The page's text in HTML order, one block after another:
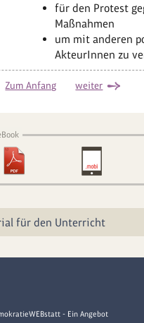
für den Protest
Maßnahmen
um mit anderen
AkteurInnen zu
Zum Anfang weiter
für den Unterricht
- Ein Angebot